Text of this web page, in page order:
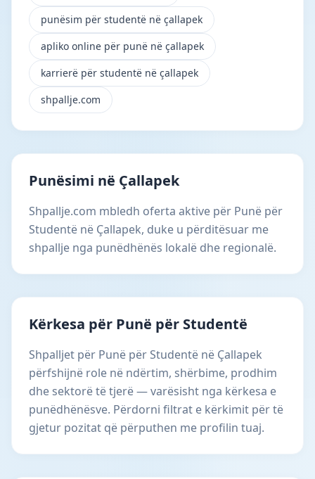
punësim për studentë në çallapek
apliko online për punë në çallapek
karrierë për studentë në çallapek
shpallje.com
Punësimi në Çallapek
Shpallje.com mbledh oferta aktive për Punë për
Studentë në Çallapek, duke u përditësuar me
shpallje nga punëdhënës lokalë dhe regionalë.
Kërkesa për Punë për Studentë
Shpalljet për Punë për Studentë në Çallapek
përfshijnë role në ndërtim, shërbime, prodhim
dhe sektorë të tjerë — varësisht nga kërkesa e
punëdhënësve. Përdorni filtrat e kërkimit për të
gjetur pozitat që përputhen me profilin tuaj.